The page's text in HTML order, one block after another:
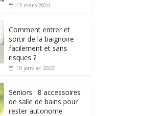
13 mars 2024
Comment entrer et
sortir de la baignoire
facilement et sans
risques ?
10 janvier 2023
Seniors : 8 accessoires
de salle de bains pour
rester autonome